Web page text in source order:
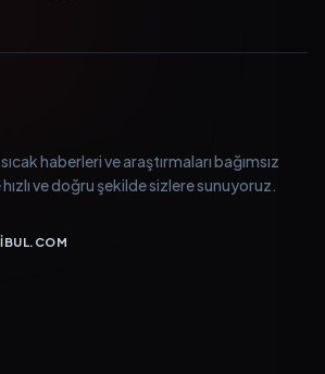
haberleri ve araştırmaları bağımsız
ve doğru şekilde sizlere sunuyoruz.